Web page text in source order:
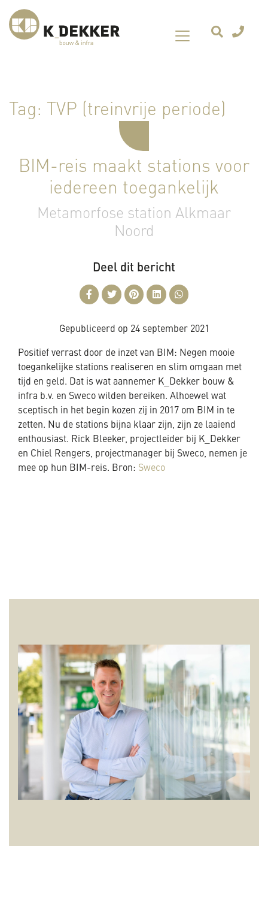
Tag: TVP (treinvrije periode)
BIM-reis maakt stations voor
iedereen toegankelijk
Metamorfose station Alkmaar
Noord
Deel dit bericht
Gepubliceerd op 24 september 2021
Positief verrast door de inzet van BIM: Negen mooie
toegankelijke stations realiseren en slim omgaan met
tijd en geld. Dat is wat aannemer K_Dekker bouw &
infra b.v. en Sweco wilden bereiken. Alhoewel wat
sceptisch in het begin kozen zij in 2017 om BIM in te
zetten. Nu de stations bijna klaar zijn, zijn ze laaiend
enthousiast. Rick Bleeker, projectleider bij K_Dekker
en Chiel Rengers, projectmanager bij Sweco, nemen je
mee op hun BIM-reis. Bron: Sweco